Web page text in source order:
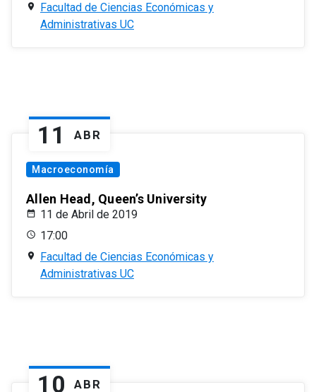
Facultad de Ciencias Económicas y
Administrativas UC
11 ABR
Macroeconomía
Allen Head, Queen’s University
11 de Abril de 2019
17:00
Facultad de Ciencias Económicas y
Administrativas UC
10 ABR